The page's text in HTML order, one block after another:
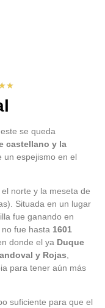
★
, este se queda
castellano y la
espejismo en el
norte y la meseta de
Situada en un lugar
fue ganando en
fue hasta 1601
donde el ya Duque
y Rojas
para tener aún más
suficiente para que el